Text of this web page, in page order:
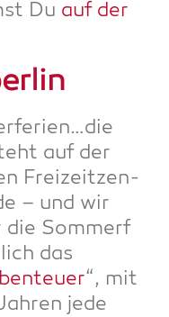
Du auf der
auf der
Frei­zeit­zen­
– und wir
die Som­mer­f
das
“, mit
jede